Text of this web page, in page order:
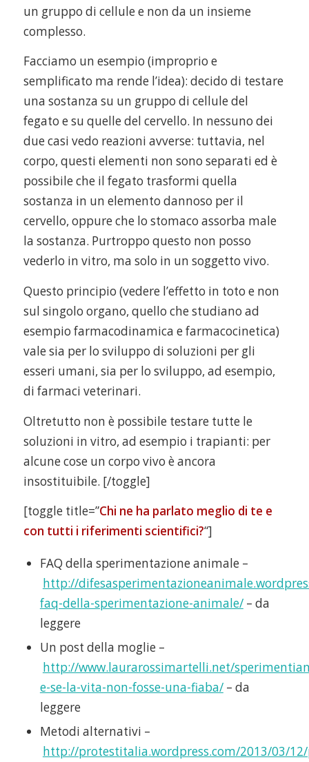
un gruppo di cellule e non da un insieme
complesso.
Facciamo un esempio (improprio e
semplificato ma rende l’idea): decido di testare
una sostanza su un gruppo di cellule del
fegato e su quelle del cervello. In nessuno dei
due casi vedo reazioni avverse: tuttavia, nel
corpo, questi elementi non sono separati ed è
possibile che il fegato trasformi quella
sostanza in un elemento dannoso per il
cervello, oppure che lo stomaco assorba male
la sostanza. Purtroppo questo non posso
vederlo in vitro, ma solo in un soggetto vivo.
Questo principio (vedere l’effetto in toto e non
sul singolo organo, quello che studiano ad
esempio farmacodinamica e farmacocinetica)
vale sia per lo sviluppo di soluzioni per gli
esseri umani, sia per lo sviluppo, ad esempio,
di farmaci veterinari.
Oltretutto non è possibile testare tutte le
soluzioni in vitro, ad esempio i trapianti: per
alcune cose un corpo vivo è ancora
insostituibile. [/toggle]
[toggle title=”Chi ne ha parlato meglio di te e
con tutti i riferimenti scientifici?“]
FAQ della sperimentazione animale –
http://
faq-della-sperimentazione-animale/– da
leggere
Un post della moglie –
http://www.laurarossimartelli.net/
e-se-la-vita-non-fosse-una-fiaba/– da
leggere
Metodi alternativi –
http://protestitalia.wordpress.com/2013/03/